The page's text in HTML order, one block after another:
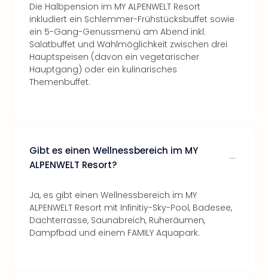
Die Halbpension im MY ALPENWELT Resort
inkludiert ein Schlemmer-Frühstücksbuffet sowie
ein 5-Gang-Genussmenü am Abend inkl.
Salatbuffet und Wahlmöglichkeit zwischen drei
Hauptspeisen (davon ein vegetarischer
Hauptgang) oder ein kulinarisches
Themenbuffet.
Gibt es einen Wellnessbereich im MY
ALPENWELT Resort?
Ja, es gibt einen Wellnessbereich im MY
ALPENWELT Resort mit Infinitiy-Sky-Pool, Badesee,
Dachterrasse, Saunabreich, Ruheräumen,
Dampfbad und einem FAMILY Aquapark.